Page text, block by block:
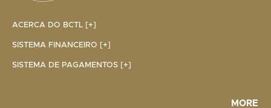
ACERCA DO BCTL [+]
SISTEMA FINANCEIRO [+]
SISTEMA DE PAGAMENTOS [+]
MORE